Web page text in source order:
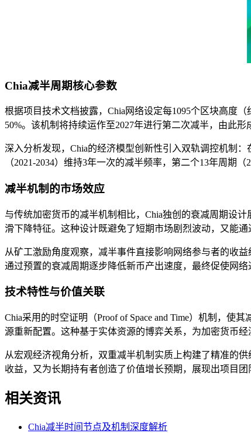
Chia减半周期核心参数
根据项目技术文档披露，Chia网络设定每1095个区块高度
50%。该机制将持续运作至2027年进行第二次减半，由此形
深入分析发现，Chia的经济模型创新性引入双轨调控机制
（2021-2034）维持3年一次的减半频率，第二个13年周期
减半机制的市场效应
与传统加密货币的减半机制相比，Chia独创的衰减周期设
滑下降特征。这种设计既避免了短期市场剧烈波动，又能
从矿工激励角度观察，减半事件直接影响网络参与者的收
通过预置的衰减周期逐步降低新币产出速度，最终促使网
技术特性与价值关联
Chia采用的时空证明（Proof of Space and Time）机制，
源重新配置。这种基于实体资源的博弈关系，为加密货币经
从宏观经济视角分析，双重减半机制实质上构建了精准的
收益，又为长期持有者创造了价值增长预期，展现出项目团
相关资讯
Chia减半时间节点及机制深度解析